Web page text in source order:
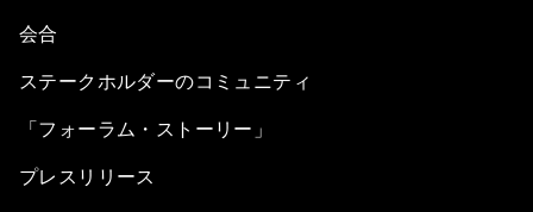
会合
ステークホルダーのコミュニティ
「フォーラム・ストーリー」
プレスリリース